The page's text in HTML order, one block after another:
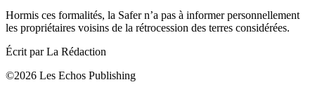
Hormis ces formalités, la Safer n’a pas à informer personnellement
les propriétaires voisins de la rétrocession des terres considérées.
Écrit par La Rédaction
©2026 Les Echos Publishing